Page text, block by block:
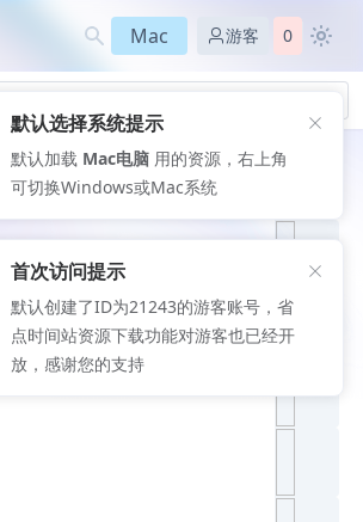
Mac 游客 0
推荐文
默认选择系统提示
默认加载 Mac电脑 用的资源，右上角
可切换Windows或Mac系统
首次访问提示
默认创建了ID为21243的游客账号，省
点时间站资源下载功能对游客也已经开
放，感谢您的支持